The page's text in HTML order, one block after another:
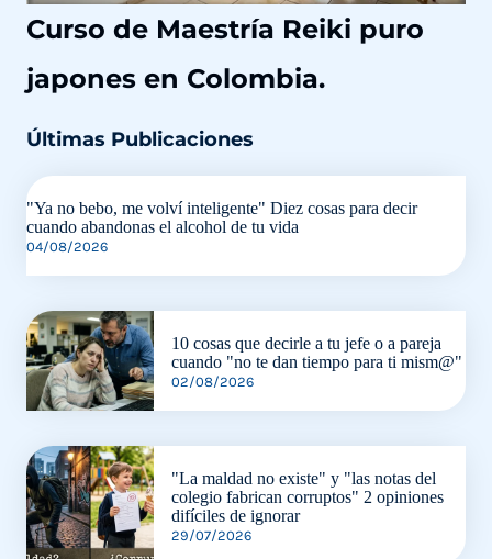
Curso de Maestría Reiki puro
japones en Colombia.
Últimas Publicaciones
"Ya no bebo, me volví inteligente" Diez cosas para decir
cuando abandonas el alcohol de tu vida
04/08/2026
10 cosas que decirle a tu jefe o a pareja
cuando "no te dan tiempo para ti mism@"
02/08/2026
"La maldad no existe" y "las notas del
colegio fabrican corruptos" 2 opiniones
difíciles de ignorar
29/07/2026